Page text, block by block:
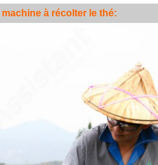
à récolter le thé: